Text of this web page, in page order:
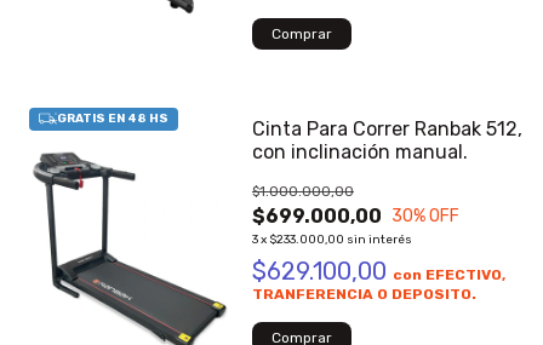
Cinta Para Correr Ranbak 512,
con inclinación manual.
$699.000,00
$1.000.000,00
30% OFF
3x $233.000,00 sin interés
$629.100,00 con EFECTIVO,
TRANFERENCIA O DEPOSITO.